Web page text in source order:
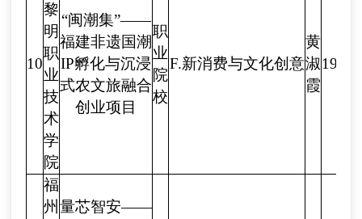
10
黎
明
职
业
技
术
学
院
“闽潮集”——
福建非遗国潮
IP孵化与沉浸
式农文旅融合
创业项目
职
业
院
校
F.新消费与文化创意
黄
淑
霞
福
州 量芯智安——